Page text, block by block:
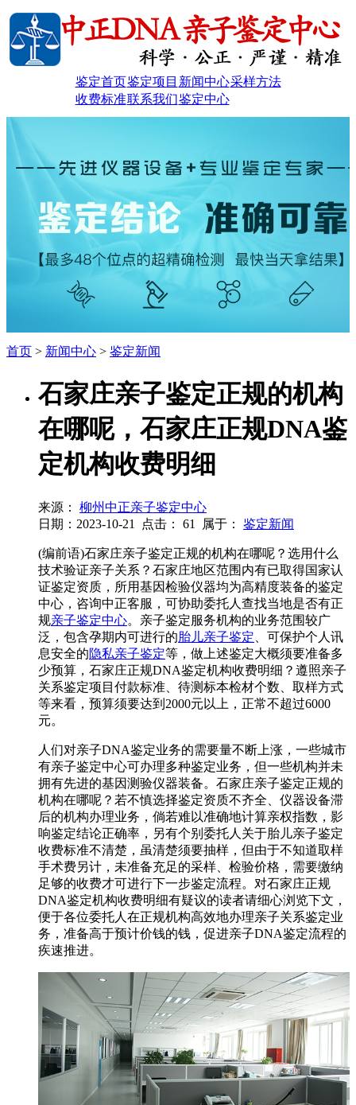
鉴定首页鉴定项目 新闻中心采样方法
收费标准联系我们鉴定中心
首页 > 新闻中心 > 鉴定新闻
石家庄亲子鉴定正规的机构
在哪呢，石家庄正规DNA鉴
定机构收费明细
来源：
柳州中正亲子鉴定中心
日期：2023-10-21
点击： 61 属于： 鉴定新闻
(编前语)石家庄亲子鉴定正规的机构在哪呢？选用什么
技术验证亲子关系？石家庄地区范围内有已取得国家认
证鉴定资质，所用基因检验仪器均为高精度装备的鉴定
中心，咨询中正客服，可协助委托人查找当地是否有正
规亲子鉴定中心。亲子鉴定服务机构的业务范围较广
泛，包含孕期内可进行的胎儿亲子鉴定 、可保护个人讯
息安全的隐私亲子鉴定等，做上述鉴定大概须要准备多
少预算，石家庄正规DNA鉴定机构收费明细？遵照亲子
关系鉴定项目付款标准、待测标本检材个数、取样方式
等来看，预算须要达到2000元以上，正常不超过6000
元。
人们对亲子DNA鉴定业务的需要量不断上涨，一些城市
有亲子鉴定中心可办理多种鉴定业务，但一些机构并未
拥有先进的基因测验仪器装备。石家庄亲子鉴定正规的
机构在哪呢？若不慎选择鉴定资质不齐全、仪器设备滞
后的机构办理业务，倘若难以准确地计算亲权指数，影
响鉴定结论正确率，另有个别委托人关于胎儿亲子鉴定
收费标准不清楚，虽清楚须要抽样，但由于不知道取样
手术费另计，未准备充足的采样、检验价格，需要缴纳
足够的收费才可进行下一步鉴定流程。对石家庄正规
DNA鉴定机构收费明细有疑议的读者请细心浏览下文，
便于各位委托人在正规机构高效地办理亲子关系鉴定业
务，准备高于预计价钱的钱，促进亲子DNA鉴定流程的
疾速推进。